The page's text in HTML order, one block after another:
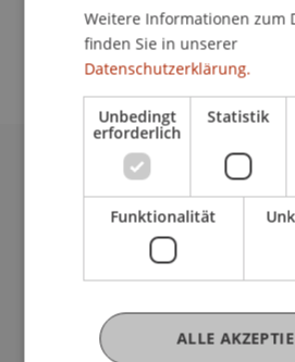
Bachelorstudiengänge
Betriebswirtschaftslehre.
Universität Liechtenstein
Fürst-Franz-Josef-Strasse
info@uni.li
Fußzeile Rechtliche
Rechtssammlung
Weitere Informationen zum
finden Sie in unserer
Datenschutzerklärung.
Unbedingt
erforderlich
Statistik
Funktionalität
ALLE